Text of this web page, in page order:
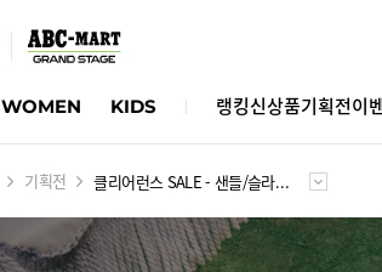
WOMEN KIDS 랭킹신상품기획전이
기획전 클리어런스 SALE - 샌들/슬라이드